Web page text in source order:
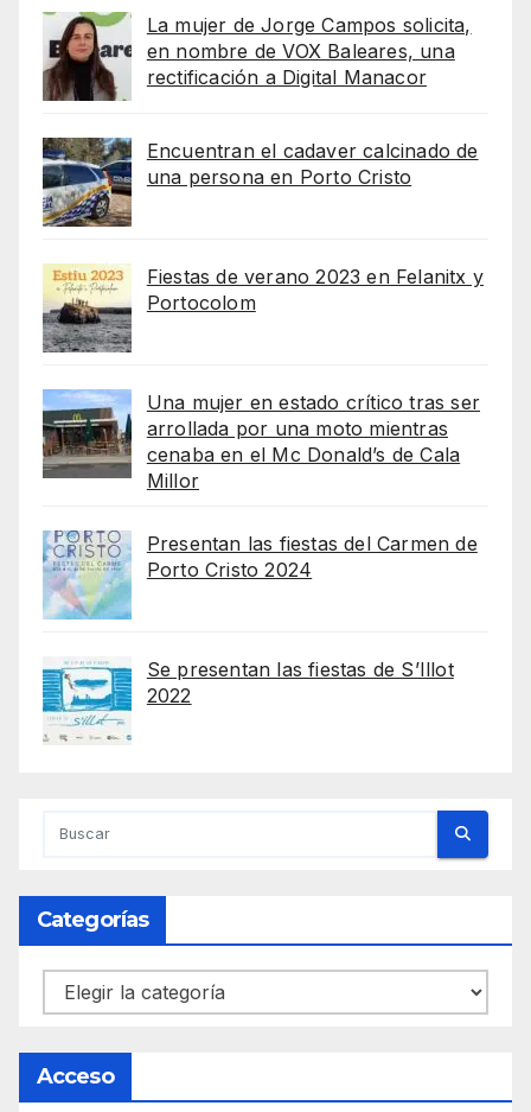
La mujer de Jorge Campos solicita,
en nombre de VOX Baleares, una
rectificación a Digital Manacor
Encuentran el cadaver calcinado de
una persona en Porto Cristo
Fiestas de verano 2023 en Felanitx y
Portocolom
Una mujer en estado crítico tras ser
arrollada por una moto mientras
cenaba en el Mc Donald’s de Cala
Millor
Presentan las fiestas del Carmen de
Porto Cristo 2024
Se presentan las fiestas de S’Illot
2022
Categorías
Categorías
Acceso